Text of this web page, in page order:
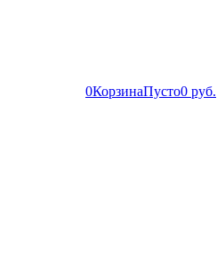
0КорзинаПусто0 руб.